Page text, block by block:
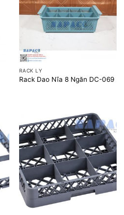
RACK LY
Rack Dao Nĩa 8 Ngăn DC-069